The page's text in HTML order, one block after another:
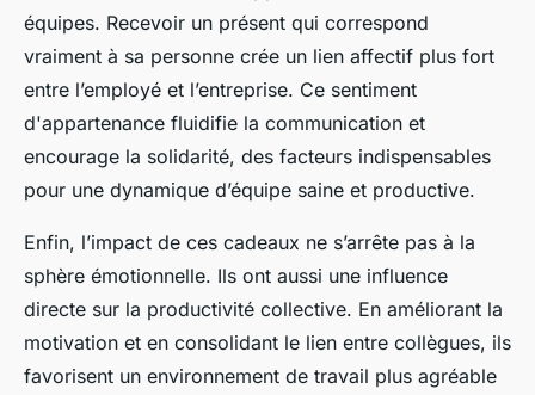
équipes. Recevoir un présent qui correspond
vraiment à sa personne crée un lien affectif plus fort
entre l’employé et l’entreprise. Ce sentiment
d'appartenance fluidifie la communication et
encourage la solidarité, des facteurs indispensables
pour une dynamique d’équipe saine et productive.
Enfin, l’impact de ces cadeaux ne s’arrête pas à la
sphère émotionnelle. Ils ont aussi une influence
directe sur la productivité collective. En améliorant la
motivation et en consolidant le lien entre collègues, ils
favorisent un environnement de travail plus agréable